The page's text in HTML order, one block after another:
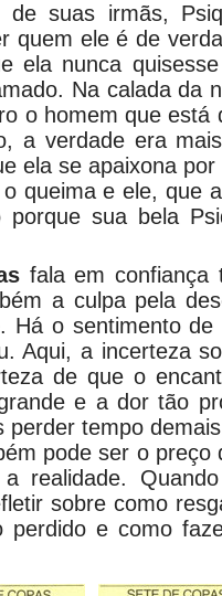
de suas irmãs,
quem ele é de
ela nunca
Na calada da
o homem que está
a verdade era
ela se apaixona
queima e ele, que
porque sua bela
fala em confiança
a culpa pela
Há o sentimento
Aqui, a incerteza
de que o
e a dor tão
perder tempo
pode ser o preço
realidade.
sobre como
perdido e como